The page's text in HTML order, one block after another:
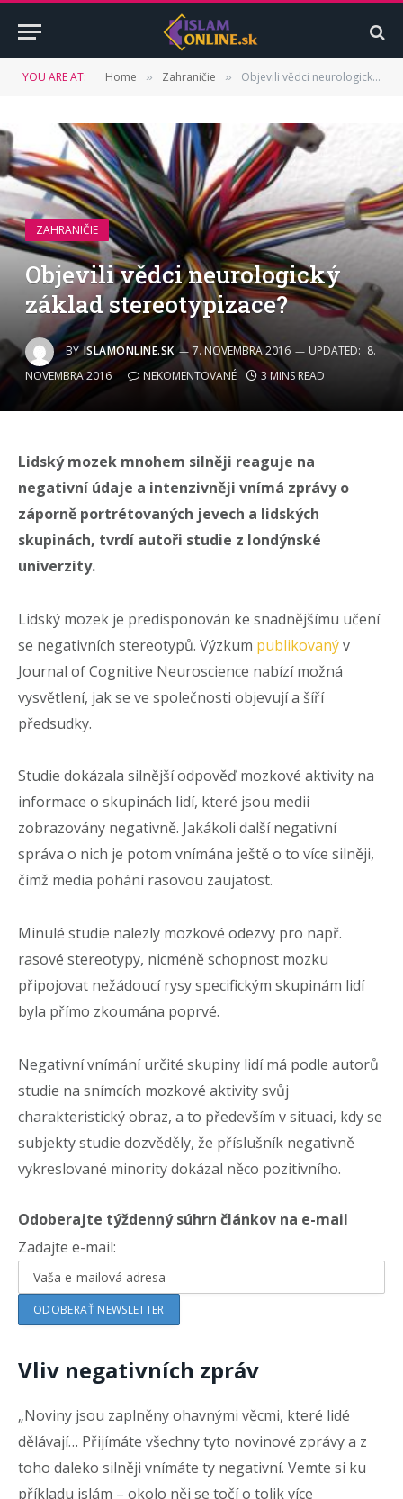
YOU ARE AT: Home » Zahraničie » Objevili vědci neurologický základ stereotypizace?
ZAHRANIČIE
Objevili vědci neurologický
základ stereotypizace?
BY ISLAMONLINE.SK 7. NOVEMBRA 2016 UPDATED: 8.
NOVEMBRA 2016
NEKOMENTOVANÉ 3 MINS READ
Lidský mozek mnohem silněji reaguje na
negativní údaje a intenzivněji vnímá zprávy o
záporně portrétovaných jevech a lidských
skupinách, tvrdí autoři studie z londýnské
univerzity.
Lidský mozek je predisponován ke snadnějšímu učení
se negativních stereotypů. Výzkum publikovanýv
Journal of Cognitive Neuroscience nabízí možná
vysvětlení, jak se ve společnosti objevují a šíří
předsudky.
Studie dokázala silnější odpověď mozkové aktivity na
informace o skupinách lidí, které jsou medii
zobrazovány negativně. Jakákoli další negativní
správa o nich je potom vnímána ještě o to více silněji,
čímž media pohání rasovou zaujatost.
Minulé studie nalezly mozkové odezvy pro např.
rasové stereotypy, nicméně schopnost mozku
připojovat nežádoucí rysy specifickým skupinám lidí
byla přímo zkoumána poprvé.
Negativní vnímání určité skupiny lidí má podle autorů
studie na snímcích mozkové aktivity svůj
charakteristický obraz, a to především v situaci, kdy se
subjekty studie dozvěděly, že příslušník negativně
vykreslované minority dokázal něco pozitivního.
Odoberajte týždenný súhrn článkov na e-mail
Zadajte e-mail:
Vliv negativních zpráv
„Noviny jsou zaplněny ohavnými věcmi, které lidé
dělávají… Přijímáte všechny tyto novinové zprávy a z
toho daleko silněji vnímáte ty negativní. Vemte si ku
příkladu islám – okolo něj se točí o tolik více